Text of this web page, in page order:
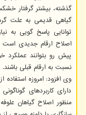
گذشته، بیشتر گرفتار
گیاهی قدیمی به علت
توانایی پاسخ گویی به
اصلاح ارقام جدیدی
پیش رو بتوانند عملکرد
نسبت به ارقام قبلی باشند.
وی افزود: امروزه
دارای کاربردهای
منظور اصلاح گیاهان